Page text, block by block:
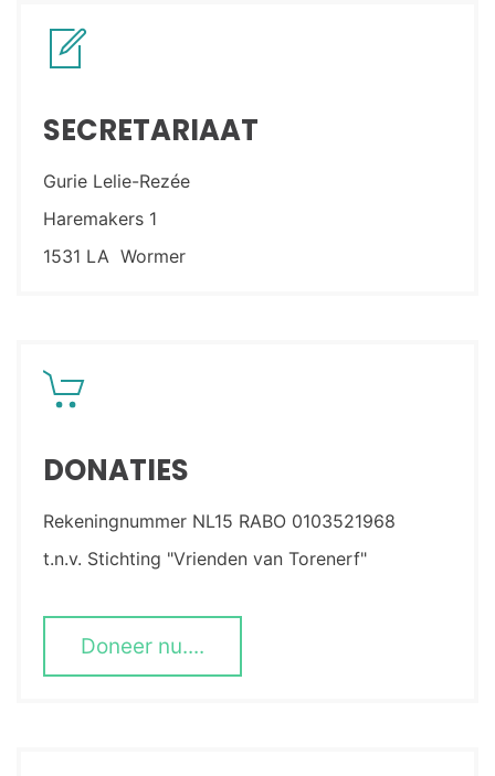
SECRETARIAAT
Gurie Lelie-Rezée
Haremakers 1
1531 LA Wormer
DONATIES
Rekeningnummer NL15 RABO 0103521968
t.n.v. Stichting "Vrienden van Torenerf"
Doneer nu....